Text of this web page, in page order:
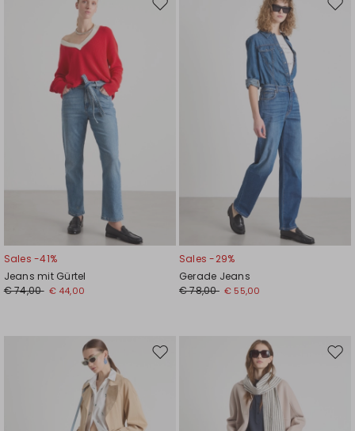
Auf
Sales -41%
Jeans mit Gürtel
€ 74,00 € 44,00
Auf
Sales -29%
Gerade Jeans
€ 78,00 € 55,00
Auf
Auf